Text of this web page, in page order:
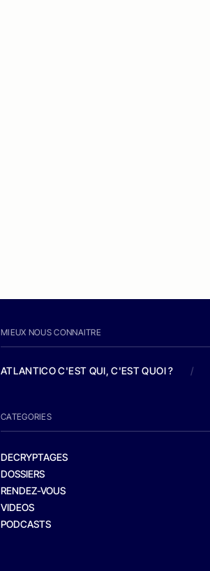
MIEUX NOUS CONNAITRE
ATLANTICO C'EST QUI, C'EST QUOI ? /
CATEGORIES
DECRYPTAGES
DOSSIERS
RENDEZ-VOUS
VIDEOS
PODCASTS